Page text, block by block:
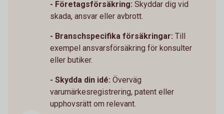
- Företagsförsäkring: Skyddar dig vid
skada, ansvar eller avbrott.
- Branschspecifika försäkringar: Till
exempel ansvarsförsäkring för konsulter
eller butiker.
- Skydda din idé: Överväg
varumärkesregistrering, patent eller
upphovsrätt om relevant.